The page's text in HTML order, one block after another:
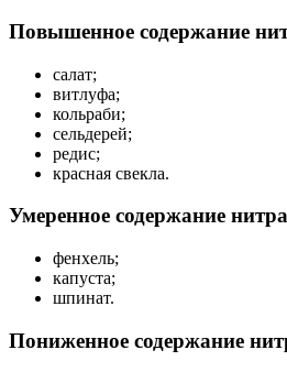
Повышенное содержание
салат;
витлуфа;
кольраби;
сельдерей;
редис;
красная свекла.
Умеренное содержание
фенхель;
капуста;
шпинат.
Пониженное содержание